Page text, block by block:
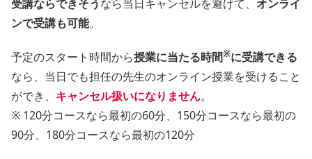
受講ならできそうなら当日キャンセルを避けて、 オンライ
ンで受講も可能。
予定のスタート時間から授業に当たる時間※に受講できる
なら、当日でも担任の先生のオンライン授業を受けること
ができ、 キャンセル扱いになりません。
※ 120分コースなら最初の60分、150分コースなら最初の
90分、180分コースなら最初の120分